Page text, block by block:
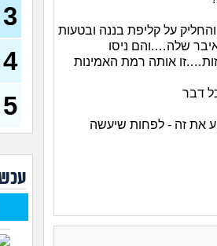
על קליפת בננה ובטעות
שלה….והם ניסו
אותה רמת האמינות
דבר
את זה - לפחות שיעשה
אח
3
4
5